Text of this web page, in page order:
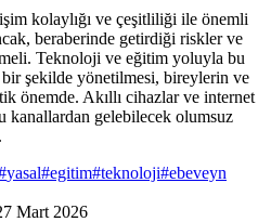
kolaylığı ve çeşitliliği ile önemli
beraberinde getirdiği riskler ve
Teknoloji ve eğitim yoluyla bu
şekilde yönetilmesi, bireylerin ve
önemde. Akıllı cihazlar ve internet
kanallardan gelebilecek olumsuz
yasal#egitim#teknoloji#ebeveyn
Mart 2026